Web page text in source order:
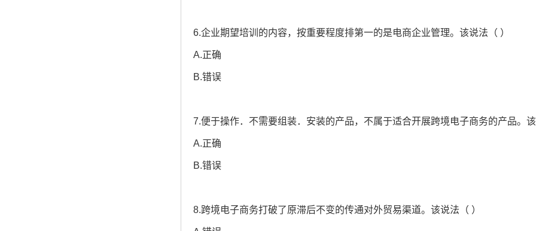
6.企业期望培训的内容，按重要程度排第一的是电商企业管理。该说法（ ）
A.正确
B.错误
7.便于操作．不需要组装．安装的产品，不属于适合开展跨境电子商务的产品。该
A.正确
B.错误
8.跨境电子商务打破了原滞后不变的传通对外贸易渠道。该说法（ ）